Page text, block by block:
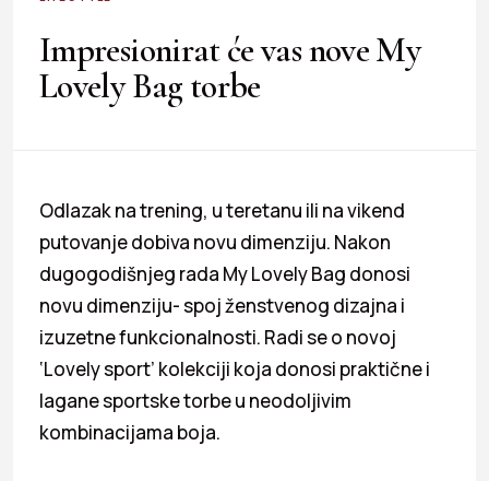
Impresionirat će vas nove My
Lovely Bag torbe
Odlazak na trening, u teretanu ili na vikend
putovanje dobiva novu dimenziju. Nakon
dugogodišnjeg rada MyLovely Bag donosi
novu dimenziju- spoj ženstvenog dizajna i
izuzetne funkcionalnosti. Radi se o novoj
‘Lovely sport’ kolekciji koja donosi praktične i
lagane sportske torbe u neodoljivim
kombinacijama boja.